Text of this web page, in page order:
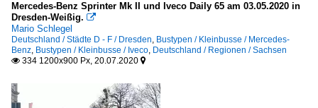
Mercedes-Benz Sprinter Mk II und Iveco Daily 65 am 03.05.2020 in
Dresden-Weißig. 
Mario Schlegel
Deutschland / Städte D - F / Dresden, Bustypen / Kleinbusse / Mercedes-
Benz, Bustypen / Kleinbusse / Iveco, Deutschland / Regionen / Sachsen
 334 1200x900 Px, 20.07.2020 